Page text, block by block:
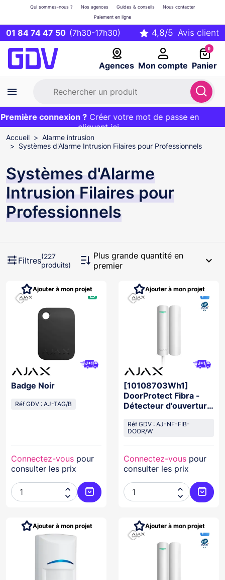
01 84 74 47 50 (7h30-17h30)
Agences Mon compte
Qui sommes-nous ? Nos agences Guides & conseils
Nous contacter
Paiement en ligne
0
Panier
Première commande ?20€ OFFERT sur votre panier
et livraison 24/48h gratuite avec le codeBIENVENUE
connexion ?Créer votre mot de passe en
cliquant ici
EXCLU WEB :
Accueil
Alarme intrusion
Systèmes d'Alarme Intrusion Filaires pour Professionnels
Systèmes d'Alarme
Intrusion Filaires pour
Professionnels
Filtres(227
produits)
Plus grande quantité en
premier
expand_more
Badge Noir
Réf GDV : AJ-TAG/B
Connectez-vous pour
consulter les prix


Ajouter au panier
Ajouter à mon projet
[10108703Wh1]
DoorProtect Fibra -
Détecteur d'ouverture
Réf GDV : AJ-NF-FIB-
DOOR/W
Connectez-vous pour
consulter les prix


Ajouter à mon projet
Ajouter à mon projet Ajouter à mon projet